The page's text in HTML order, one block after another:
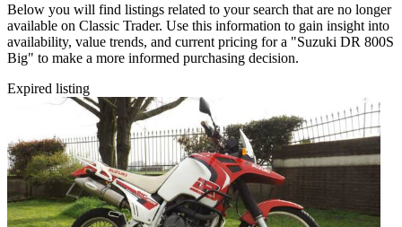
Below you will find listings related to your search that are no longer
available on Classic Trader. Use this information to gain insight into
availability, value trends, and current pricing for a "Suzuki DR 800S
Big" to make a more informed purchasing decision.
Expired listing